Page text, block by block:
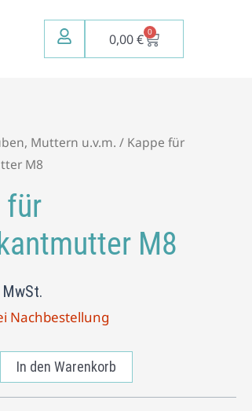
0,00€ 0
Warenkorb
Muttern u.v.m. / Kappe für
M8
für
M8
MwSt.
Nachbestellung
In den Warenkorb